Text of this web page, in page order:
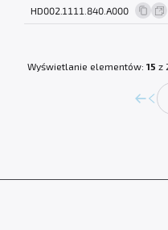
HD002.1111.840.A000
Wyświetlanie elementów: 15 z